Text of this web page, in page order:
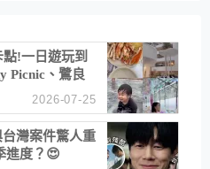
!一日遊玩到
Picnic、鷺良
王》拍攝地、漢
2026-07-25
台灣案件驚人重
進度？😍